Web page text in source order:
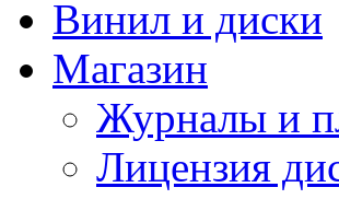
Винил и диски
Магазин
Журналы и
Лицензия